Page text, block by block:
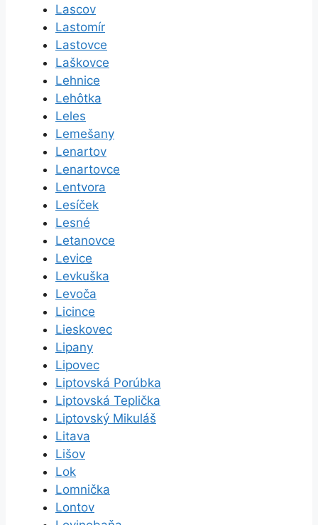
Lascov
Lastomír
Lastovce
Laškovce
Lehnice
Lehôtka
Leles
Lemešany
Lenartov
Lenartovce
Lentvora
Lesíček
Lesné
Letanovce
Levice
Levkuška
Levoča
Licince
Lieskovec
Lipany
Lipovec
Liptovská Porúbka
Liptovská Teplička
Liptovský Mikuláš
Litava
Lišov
Lok
Lomnička
Lontov